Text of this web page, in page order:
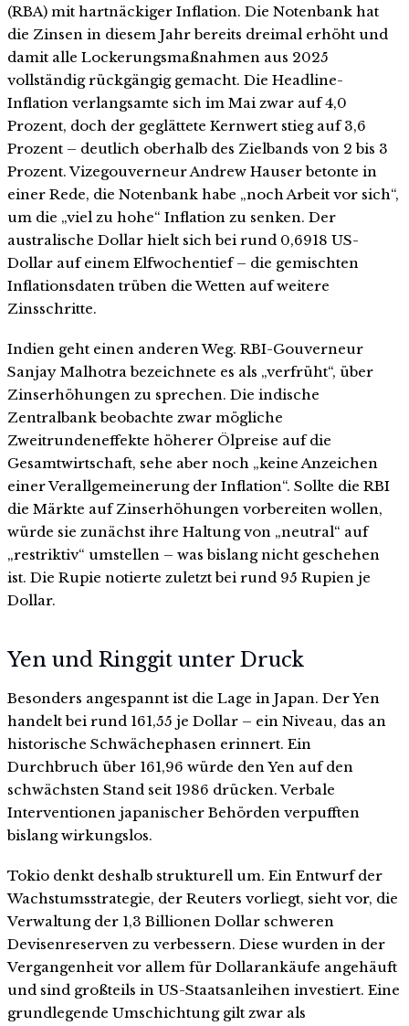
(RBA) mit hartnäckiger Inflation. Die Notenbank hat
die Zinsen in diesem Jahr bereits dreimal erhöht und
damit alle Lockerungsmaßnahmen aus 2025
vollständig rückgängig gemacht. Die Headline-
Inflation verlangsamte sich im Mai zwar auf 4,0
Prozent, doch der geglättete Kernwert stieg auf 3,6
Prozent – deutlich oberhalb des Zielbands von 2 bis 3
Prozent. Vizegouverneur Andrew Hauser betonte in
einer Rede, die Notenbank habe „noch Arbeit vor sich“,
um die „viel zu hohe“ Inflation zu senken. Der
australische Dollar hielt sich bei rund 0,6918 US-
Dollar auf einem Elfwochentief – die gemischten
Inflationsdaten trüben die Wetten auf weitere
Zinsschritte.
Indien geht einen anderen Weg. RBI-Gouverneur
Sanjay Malhotra bezeichnete es als „verfrüht“, über
Zinserhöhungen zu sprechen. Die indische
Zentralbank beobachte zwar mögliche
Zweitrundeneffekte höherer Ölpreise auf die
Gesamtwirtschaft, sehe aber noch „keine Anzeichen
einer Verallgemeinerung der Inflation“. Sollte die RBI
die Märkte auf Zinserhöhungen vorbereiten wollen,
würde sie zunächst ihre Haltung von „neutral“ auf
„restriktiv“ umstellen – was bislang nicht geschehen
ist. Die Rupie notierte zuletzt bei rund 95 Rupien je
Dollar.
Yen und Ringgit unter Druck
Besonders angespannt ist die Lage in Japan. Der Yen
handelt bei rund 161,55 je Dollar – ein Niveau, das an
historische Schwächephasen erinnert. Ein
Durchbruch über 161,96 würde den Yen auf den
schwächsten Stand seit 1986 drücken. Verbale
Interventionen japanischer Behörden verpufften
bislang wirkungslos.
Tokio denkt deshalb strukturell um. Ein Entwurf der
Wachstumsstrategie, der Reuters vorliegt, sieht vor, die
Verwaltung der 1,3 Billionen Dollar schweren
Devisenreserven zu verbessern. Diese wurden in der
Vergangenheit vor allem für Dollarankäufe angehäuft
und sind großteils in US-Staatsanleihen investiert. Eine
grundlegende Umschichtung gilt zwar als